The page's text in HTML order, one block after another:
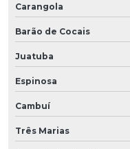
Carangola
Barão de Cocais
Juatuba
Espinosa
Cambuí
Três Marias